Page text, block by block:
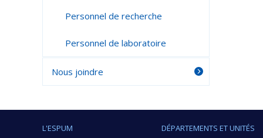
Personnel de recherche
Personnel de laboratoire
Nous joindre
L'ESPUM DÉPARTEMENTS ET UNITÉS